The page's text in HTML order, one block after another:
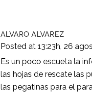
ALVARO ALVAREZ
Posted at 13:23h, 26
Es un poco escueta la
las hojas de rescate las
las pegatinas para el